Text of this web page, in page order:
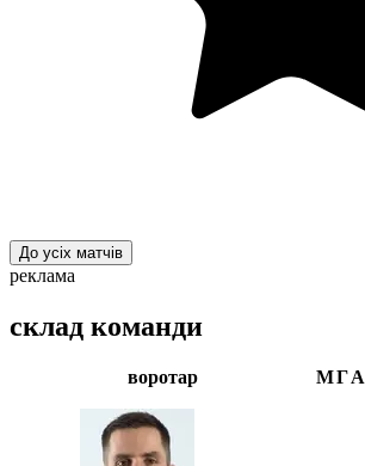
До усіх матчів
реклама
склад команди
воротар МГА